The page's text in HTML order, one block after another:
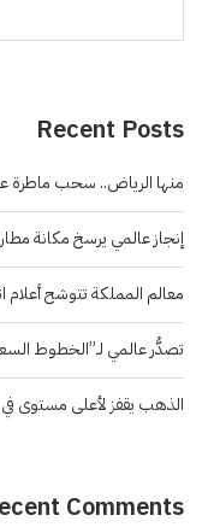
Recent Posts
منها الرياض.. سحب ماطرة على
إنجاز عالمي يرسخ مكانة
معالم المملكة تتوشح أعلام
تصدُّر عالمي لـ”الخطوط
الذهب يقفز لأعلى مستوى
Comments